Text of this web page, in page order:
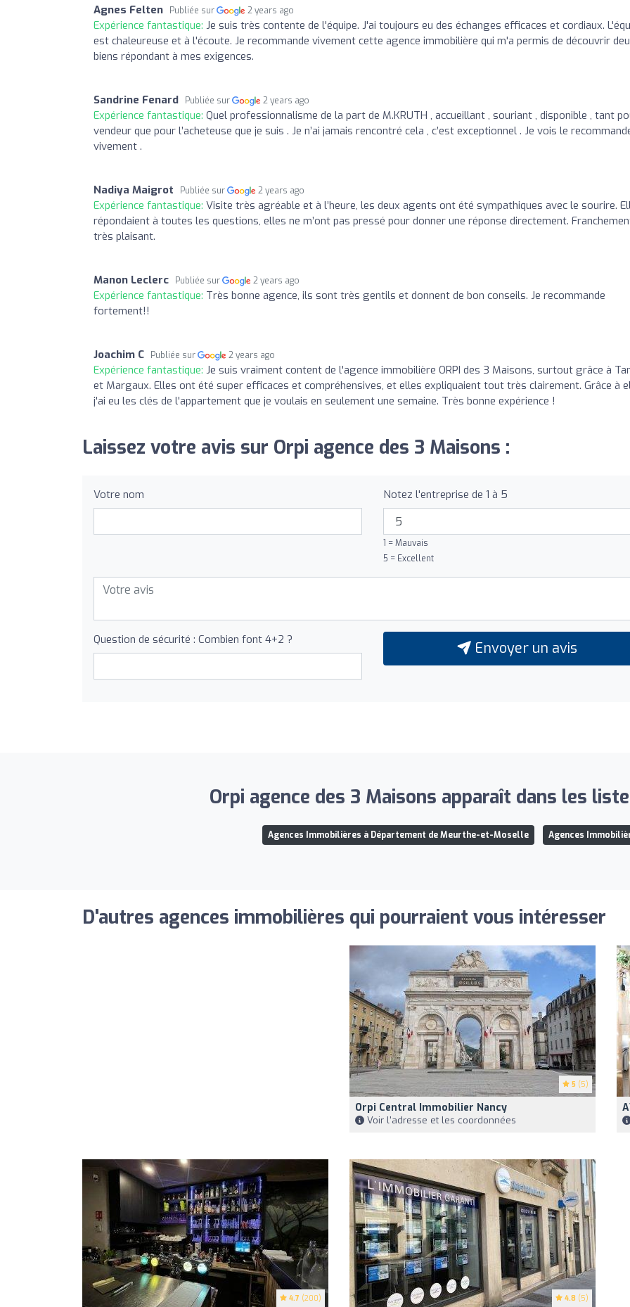
Agnes Felten Publiée sur 2 years ago
Expérience fantastique: Je suis très contente de l'équipe. J'ai toujours eu des échanges efficaces et cordiaux.
est chaleureuse et à l'écoute. Je recommande vivement cette agence immobilière qui m'a permis de découvrir
biens répondant à mes exigences.
Sandrine Fenard Publiée sur 2 years ago
Expérience fantastique: Quel professionnalisme de la part de M.KRUTH , accueillant , souriant , disponible , tant
vendeur que pour l’acheteuse que je suis . Je n’ai jamais rencontré cela , c’est exceptionnel . Je vois le
vivement .
Nadiya Maigrot Publiée sur 2 years ago
Expérience fantastique: Visite très agréable et à l’heure, les deux agents ont été sympathiques avec le sourire.
répondaient à toutes les questions, elles ne m’ont pas pressé pour donner une réponse directement.
très plaisant.
Manon Leclerc Publiée sur 2 years ago
Expérience fantastique: Très bonne agence, ils sont très gentils et donnent de bon conseils. Je recommande
fortement!!
Joachim C Publiée sur 2 years ago
Expérience fantastique: Je suis vraiment content de l'agence immobilière ORPI des 3 Maisons, surtout grâce à
et Margaux. Elles ont été super efficaces et compréhensives, et elles expliquaient tout très clairement. Grâce à
j'ai eu les clés de l'appartement que je voulais en seulement une semaine. Très bonne expérience !
Laissez votre avis sur Orpi agence des 3 Maisons :
Votre nom Notez l'entreprise de 1 à 5
1 = Mauvais
5 = Excellent
Question de sécurité : Combien font 4+2 ? Envoyer un avis
Orpi agence des 3 Maisons apparaît dans les
Agences Immobilières à Département de Meurthe-et-Moselle Agences
D'autres agences immobilières qui pourraient vous intéresser
5 (5)
Orpi Central Immobilier Nancy
Voir l'adresse et les coordonnées
4.7 (200) 4.8 (5)